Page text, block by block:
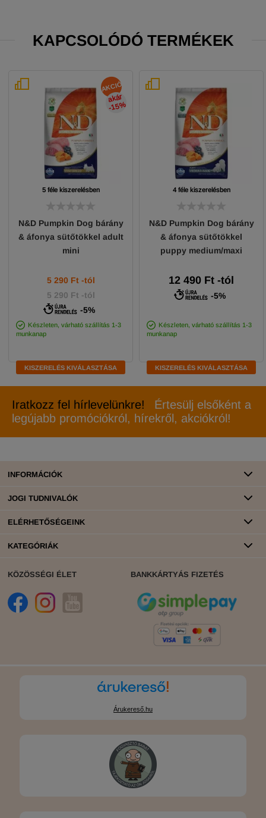
KAPCSOLÓDÓ TERMÉKEK
AKCIÓ
akár
-15
%
5 féle kiszerelésben
N&D Pumpkin Dog bárány
& áfonya sütőtökkel adult
mini
5 290 Ft-tól
5 290 Ft -tól
-5%
Készleten, várható szállítás 1-3
munkanap
KISZERELÉS KIVÁLASZTÁSA
4 féle kiszerelésben
N&D Pumpkin Dog bárány
& áfonya sütőtökkel
puppy medium/maxi
12 490 Ft -tól
-5%
Készleten, várható szállítás 1-3
munkanap
KISZERELÉS KIVÁLASZTÁSA
Iratkozz fel hírlevelünkre!
Értesülj elsőként a
legújabb promóciókról, hírekről, akciókról!
INFORMÁCIÓK
JOGI TUDNIVALÓK
ELÉRHETŐSÉGEINK
KATEGÓRIÁK
KÖZÖSSÉGI ÉLET BANKKÁRTYÁS FIZETÉS
Árukereső.hu